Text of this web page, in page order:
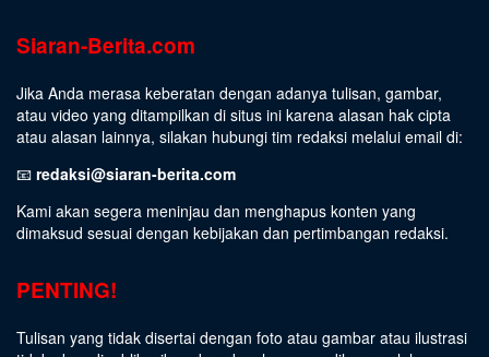
Siaran-Berita.com
Jika Anda merasa keberatan dengan adanya tulisan, gambar,
atau video yang ditampilkan di situs ini karena alasan hak cipta
atau alasan lainnya, silakan hubungi tim redaksi melalui email di:
📧 redaksi@siaran-berita.com
Kami akan segera meninjau dan menghapus konten yang
dimaksud sesuai dengan kebijakan dan pertimbangan redaksi.
PENTING!
Tulisan yang tidak disertai dengan foto atau gambar atau ilustrasi